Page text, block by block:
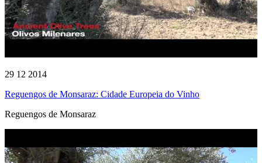
29 12 2014
Reguengos de Monsaraz: Cidade Europeia do Vinho
Reguengos de Monsaraz